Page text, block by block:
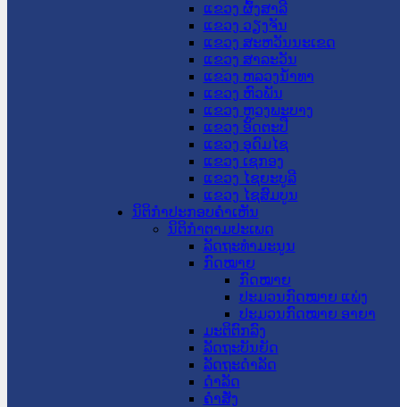
ແຂວງ ຜົ້ງສາລີ
ແຂວງ ວຽງຈັນ
ແຂວງ ສະຫວັນນະເຂດ
ແຂວງ ສາລະວັນ
ແຂວງ ຫລວງນໍ້າທາ
ແຂວງ ຫົວພັນ
ແຂວງ ຫຼວງພະບາງ
ແຂວງ ອັດຕະປື
ແຂວງ ອຸດົມໄຊ
ແຂວງ ເຊກອງ
ແຂວງ ໄຊຍະບູລີ
ແຂວງ ໄຊສົມບູນ
ນິຕິກໍາປະກອບຄໍາເຫັນ
ນິຕິກໍາຕາມປະເພດ
ລັດຖະທໍາມະນູນ
ກົດໝາຍ
ກົດໝາຍ
ປະມວນກົດໝາຍ ແພ່ງ
ປະມວນກົດໝາຍ ອາຍາ
ມະຕິຕົກລົງ
ລັດຖະບັນຍັດ
ລັດຖະດໍາລັດ
ດໍາລັດ
ຄໍາສັ່ງ